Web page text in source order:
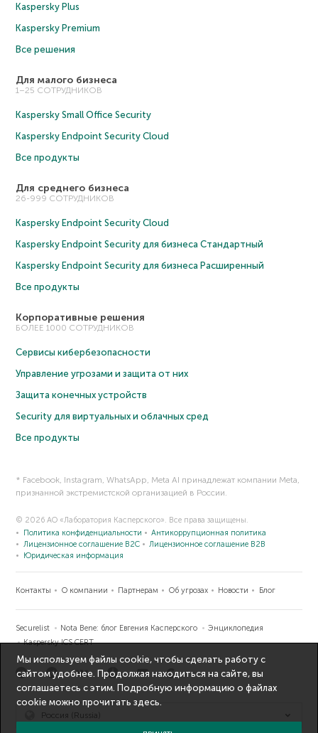
Kaspersky Plus
Kaspersky Premium
Все решения
Для малого бизнеса
1–25 СОТРУДНИКОВ
Kaspersky Small Office Security
Kaspersky Endpoint Security Cloud
Все продукты
Для среднего бизнеса
26-999 СОТРУДНИКОВ
Kaspersky Endpoint Security Cloud
Kaspersky Endpoint Security для бизнеса Cтандартный
Kaspersky Endpoint Security для бизнеса Расширенный
Все продукты
Корпоративные решения
БОЛЕЕ 1000 СОТРУДНИКОВ
Сервисы кибербезопасности
Управление угрозами и защита от них
Защита конечных устройств
Security для виртуальных и облачных сред
Все продукты
* Facebook, Instagram, WhatsApp, Meta AI принадлежат компании Meta,
признанной экстремистской организацией в России.
© 2026 АО «Лаборатория Касперского». Все права защищены.
Политика конфиденциальности
Антикоррупционная политика
Лицензионное соглашение B2C
Лицензионное соглашение B2B
Юридическая информация
Контакты О компании Партнерам Об угрозах Новости Блог
Securelist Nota Bene: блог Евгения Касперского
Энциклопедия
Kaspersky ICS CERT
Россия (Russia)
Мы используем файлы cookie, чтобы сделать работу с
сайтом удобнее. Продолжая находиться на сайте, вы
соглашаетесь с этим. Подробную информацию о файлах
cookie можно прочитатьздесь.